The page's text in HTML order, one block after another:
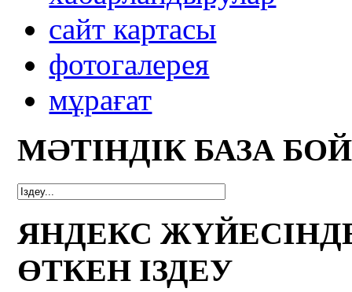
сайт картасы
фотогалерея
мұрағат
МӘТІНДІК БАЗА
ЯНДЕКС
ӨТКЕН ІЗДЕУ